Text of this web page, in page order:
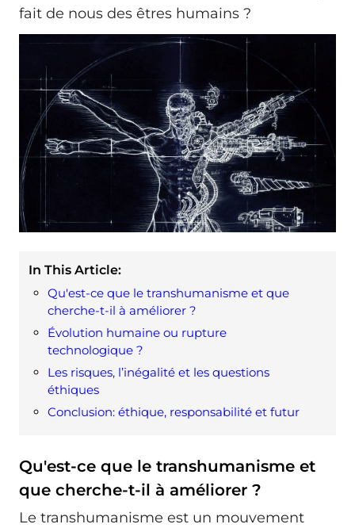
fait de nous des êtres humains ?
In This Article:
Qu'est-ce que le transhumanisme et que
cherche-t-il à améliorer ?
Évolution humaine ou rupture
technologique ?
Les risques, l’inégalité et les questions
éthiques
Conclusion: éthique, responsabilité et futur
Qu'est-ce que le transhumanisme et
que cherche-t-il à améliorer ?
Le transhumanisme est un mouvement